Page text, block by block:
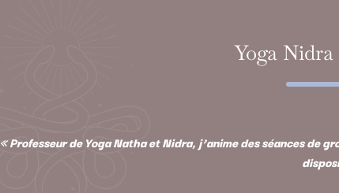
Yoga
« Professeur de Yoga Natha et Nidra, j’anime des séances de